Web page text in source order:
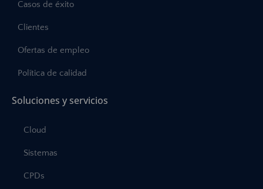
Casos de éxito
Clientes
Ofertas de empleo
Política de calidad
Soluciones y servicios
Cloud
Sistemas
CPDs